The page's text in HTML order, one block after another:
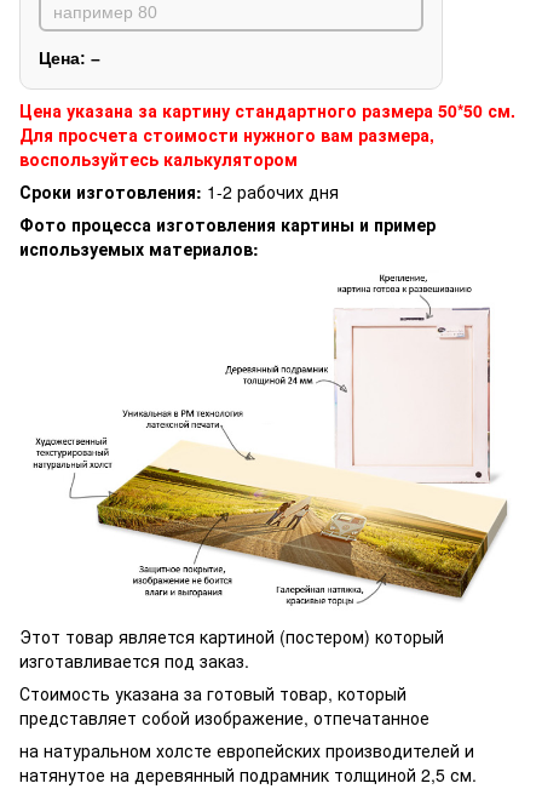
Цена: –
Цена указана за картину стандартного размера 50*50 см.
Для просчета стоимости нужного вам размера,
воспользуйтесь калькулятором
Сроки изготовления: 1-2 рабочих дня
Фото процесса изготовления картины и пример
используемых материалов:
Этот товар является картиной (постером) который
изготавливается под заказ.
Стоимость указана за готовый товар, который
представляет собой изображение, отпечатанное
на натуральном холсте европейских производителей и
натянутое на деревянный подрамник толщиной 2,5 см.